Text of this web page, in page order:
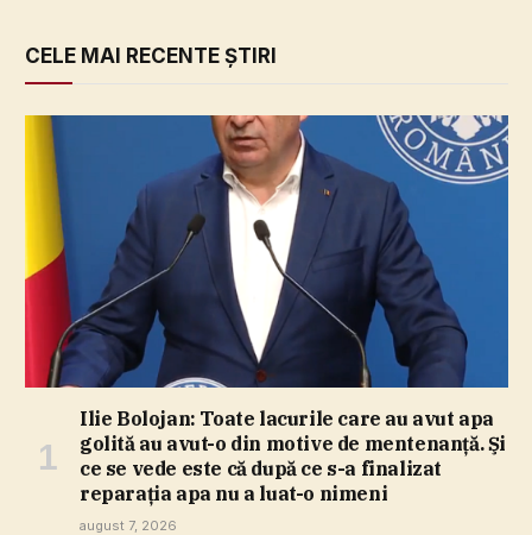
CELE MAI RECENTE ȘTIRI
Ilie Bolojan: Toate lacurile care au avut apa
golită au avut-o din motive de mentenanţă. Şi
ce se vede este că după ce s-a finalizat
reparaţia apa nu a luat-o nimeni
august 7, 2026